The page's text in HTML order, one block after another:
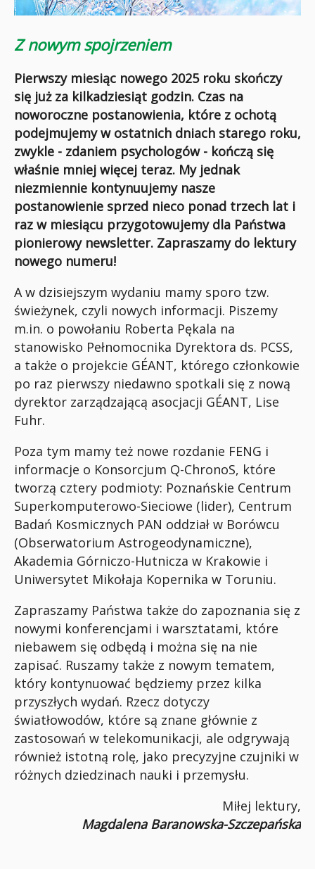
Z nowym spojrzeniem
Pierwszy miesiąc nowego 2025 roku skończy
się już za kilkadziesiąt godzin. Czas na
noworoczne postanowienia, które z ochotą
podejmujemy w ostatnich dniach starego roku,
zwykle - zdaniem psychologów - kończą się
właśnie mniej więcej teraz. My jednak
niezmiennie kontynuujemy nasze
postanowienie sprzed nieco ponad trzech lat i
raz w miesiącu przygotowujemy dla Państwa
pionierowy newsletter. Zapraszamy do lektury
nowego numeru!
A w dzisiejszym wydaniu mamy sporo tzw.
świeżynek, czyli nowych informacji. Piszemy
m.in. o powołaniu Roberta Pękala na
stanowisko Pełnomocnika Dyrektora ds. PCSS,
a także o projekcie GÉANT, którego członkowie
po raz pierwszy niedawno spotkali się z nową
dyrektor zarządzającą asocjacji GÉANT, Lise
Fuhr.
Poza tym mamy też nowe rozdanie FENG i
informacje o Konsorcjum Q-ChronoS, które
tworzą cztery podmioty: Poznańskie Centrum
Superkomputerowo-Sieciowe (lider), Centrum
Badań Kosmicznych PAN oddział w Borówcu
(Obserwatorium Astrogeodynamiczne),
Akademia Górniczo-Hutnicza w Krakowie i
Uniwersytet Mikołaja Kopernika w Toruniu.
Zapraszamy Państwa także do zapoznania się z
nowymi konferencjami i warsztatami, które
niebawem się odbędą i można się na nie
zapisać. Ruszamy także z nowym tematem,
który kontynuować będziemy przez kilka
przyszłych wydań. Rzecz dotyczy
światłowodów, które są znane głównie z
zastosowań w telekomunikacji, ale odgrywają
również istotną rolę, jako precyzyjne czujniki w
różnych dziedzinach nauki i przemysłu.
Miłej lektury,
Magdalena Baranowska-Szczepańska